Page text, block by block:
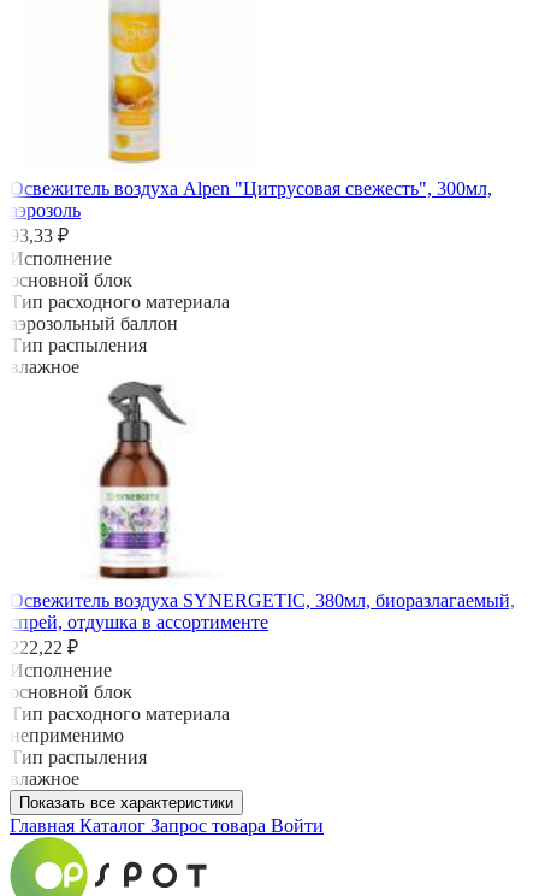
Освежитель воздуха Alpen "Цитрусовая свежесть", 300мл,
аэрозоль
93,33 ₽
Исполнение
основной блок
Тип расходного материала
аэрозольный баллон
Тип распыления
влажное
Освежитель воздуха SYNERGETIC, 380мл, биоразлагаемый,
спрей, отдушка в ассортименте
222,22 ₽
Исполнение
основной блок
Тип расходного материала
неприменимо
Тип распыления
влажное
Показать все характеристики
Главная Каталог Запрос товара Войти